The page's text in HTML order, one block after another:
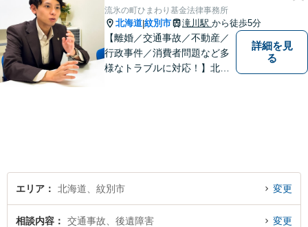
流氷の町ひまわり基金法律事務所
北海道|紋別市 滝川駅 から徒歩5分
【離婚／交通事故／不動産／
行政事件／消費者問題など多
様なトラブルに対応！】北海
詳細を見
る
エリア 北海道、紋別市 変更
相談内容 交通事故、後遺障害 変更